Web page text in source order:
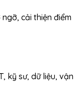
cải thiện điểm
kỹ sư, dữ liệu, vận